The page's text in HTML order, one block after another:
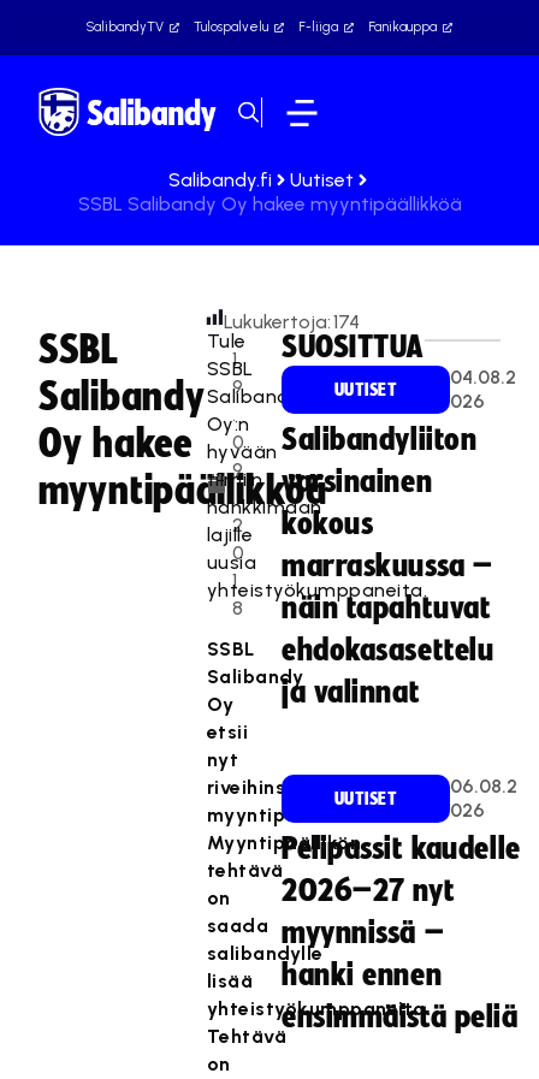
SalibandyTV Tulospalvelu F-liiga Fanikauppa
Salibandy.fi
Uutiset
SSBL Salibandy Oy hakee myyntipäällikköä
SSBL
Salibandy
Oy hakee
myyntipäällikköä
1
9
.
0
9
.
2
0
1
8
Lukukertoja:174
Tule
SSBL
Salibandy
Oy:n
hyvään
tiimiin
hankkimaan
lajille
uusia
yhteistyökumppaneita.
SSBL
Salibandy
Oy
etsii
nyt
riveihinsä
myyntipäällikköä.
Myyntipäällikön
tehtävä
on
saada
salibandylle
lisää
yhteistyökumppaneita.
Tehtävä
on
SUOSITTUA
UUTISET
04.08.2
026
Salibandyliiton
varsinainen
kokous
marraskuussa –
näin tapahtuvat
ehdokasasettelu
ja valinnat
UUTISET
06.08.2
026
Pelipassit kaudelle
2026–27 nyt
myynnissä –
hanki ennen
ensimmäistä peliä